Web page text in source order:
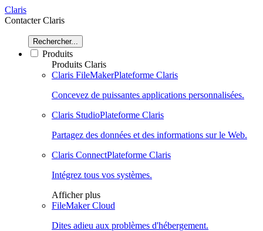
Claris
Contacter Claris
Rechercher...
Produits
Produits Claris
Claris FileMakerPlateforme Claris
Concevez de puissantes applications personnalisées.
Claris StudioPlateforme Claris
Partagez des données et des informations sur le Web.
Claris ConnectPlateforme Claris
Intégrez tous vos systèmes.
Afficher plus
FileMaker Cloud
Dites adieu aux problèmes d'hébergement.